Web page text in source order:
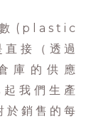
數(plastic
接（透過
庫的供應
我們生產
銷售的每